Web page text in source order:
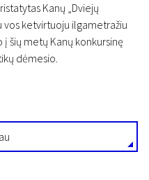
Kanų „Dviejų
vos ketvirtuoju ilgametražiu
šių metų Kanų konkursinę
dėmesio.